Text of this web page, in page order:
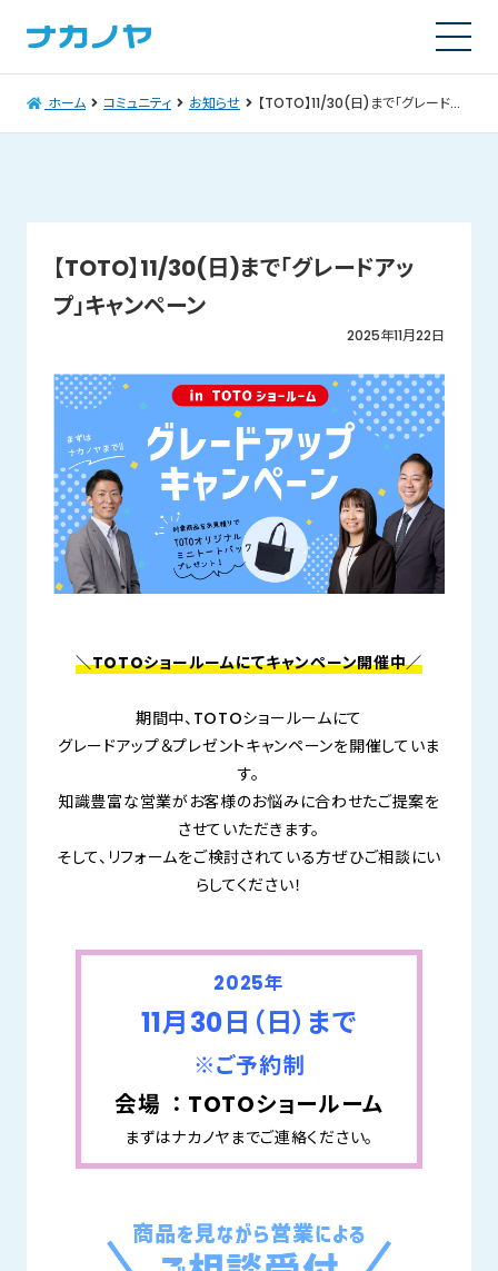
ホーム コミュニティ お知らせ 【TOTO】11/30(日)まで「グレードアップ」キャンペーン
【TOTO】11/30(日)まで「グレードアッ
プ」キャンペーン
2025年11月22日
＼TOTOショールームにてキャンペーン開催中／
期間中、TOTOショールームにて
グレードアップ＆プレゼントキャンペーンを開催していま
す。
知識豊富な営業がお客様のお悩みに合わせたご提案を
させていただきます。
そして、リフォームをご検討されている方ぜひご相談にい
らしてください！
2025年
11月30日（日）まで
※ご予約制
会場 ： TOTOショールーム
まずはナカノヤまでご連絡ください。